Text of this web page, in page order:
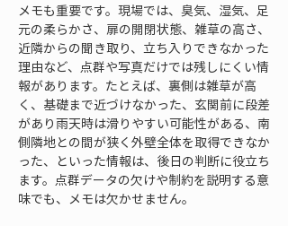
メモも重要です。現場では、臭気、湿気、足
元の柔らかさ、扉の開閉状態、雑草の高さ、
近隣からの聞き取り、立ち入りできなかった
理由など、点群や写真だけでは残しにくい情
報があります。たとえば、裏側は雑草が高
く、基礎まで近づけなかった、玄関前に段差
があり雨天時は滑りやすい可能性がある、南
側隣地との間が狭く外壁全体を取得できなか
った、といった情報は、後日の判断に役立ち
ます。点群データの欠けや制約を説明する意
味でも、メモは欠かせません。